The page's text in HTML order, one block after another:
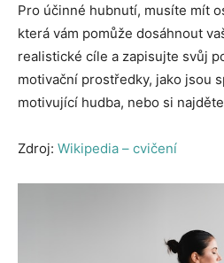
Pro účinné hubnutí, musíte mít
která vám pomůže dosáhnout
realistické cíle a zapisujte svůj
motivační prostředky, jako jsou
motivující hudba, nebo si
Zdroj: Wikipedia – cvičení